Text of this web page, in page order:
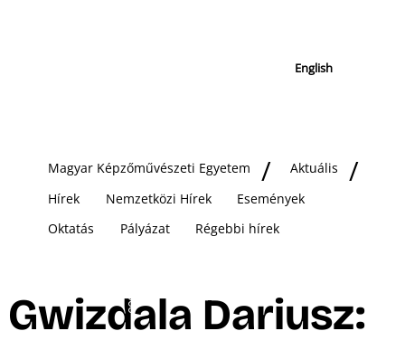
English
Magyar Képzőművészeti Egyetem
Aktuális
Hírek
Nemzetközi Hírek
Események
Oktatás
Pályázat Régebbi hírek
Gwizdala Dariusz: